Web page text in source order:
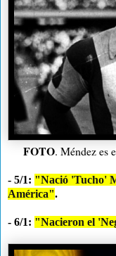
FOTO. Méndez es
- 5/1: "Nació 'Tucho'
América".
- 6/1: "Nacieron el